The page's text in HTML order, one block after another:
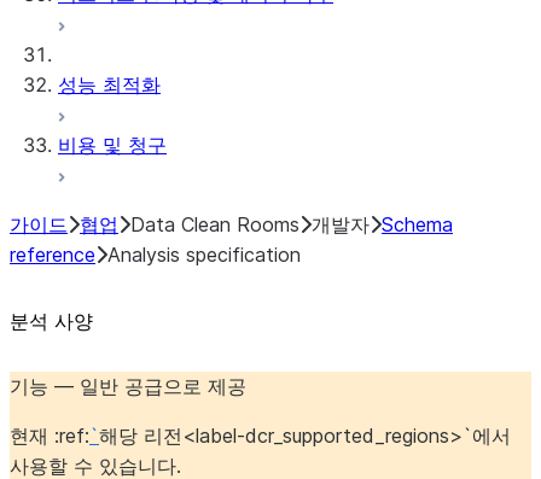
성능 최적화
비용 및 청구
가이드 협업 Data Clean Rooms 개발자 Schema
reference Analysis specification
분석 사양
기능 — 일반 공급으로 제공
현재 :ref:`해당 리전<label-dcr_supported_regions>`에서
사용할 수 있습니다.